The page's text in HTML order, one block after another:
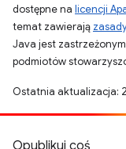
dostępne na licencji
temat zawierają
Java jest
podmiotów
Ostatnia aktualizacja: